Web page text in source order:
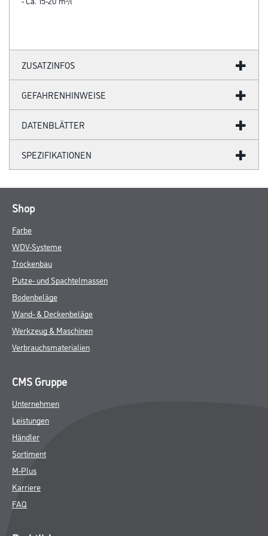
ZUSATZINFOS
GEFAHRENHINWEISE
DATENBLÄTTER
SPEZIFIKATIONEN
Shop
Farbe
WDV-Systeme
Trockenbau
Putze- und Spachtelmassen
Bodenbeläge
Wand- & Deckenbeläge
Werkzeug & Maschinen
Verbrauchsmaterialien
CMS Gruppe
Unternehmen
Leistungen
Händler
Sortiment
M-Plus
Karriere
FAQ